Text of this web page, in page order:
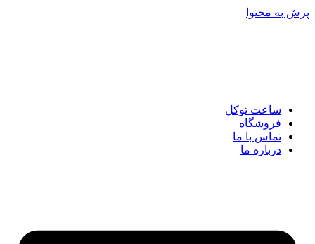
پرش به محتوا
ساعت توکل
فروشگاه
تماس با ما
درباره ما